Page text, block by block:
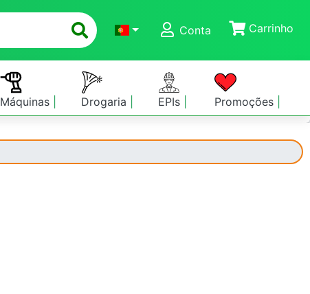
Conta
Carrinho
Máquinas Drogaria EPIs Promoções